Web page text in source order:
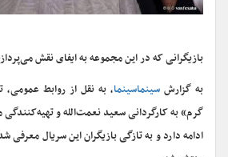
بازیگرانی که در این مجموعه به ایفای نقش
به گزارش سینماسینما، به نقل از روابط عمومی،
گرم» به کارگردانی سعید نعمت‌الله و
ادامه دارد و به تازگی بازیگران این سریال